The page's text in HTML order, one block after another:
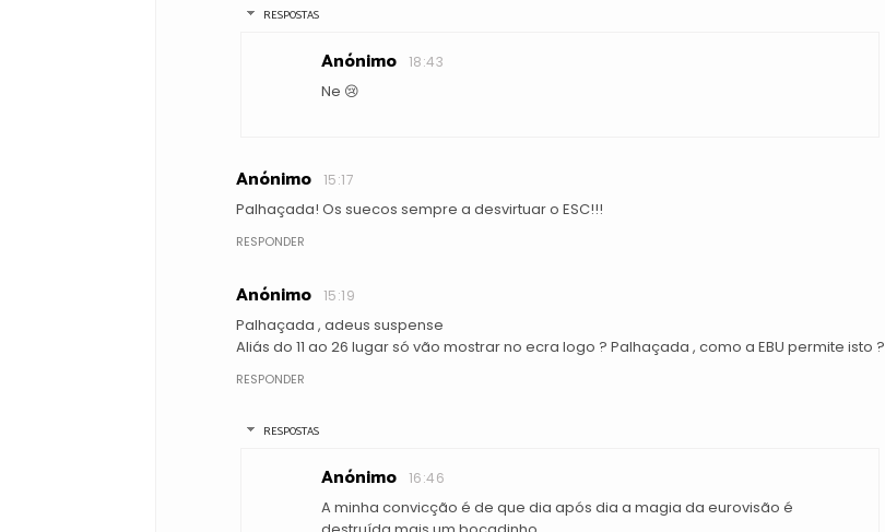
RESPOSTAS
Anónimo 18:43
Ne 😢
Anónimo 15:17
Palhaçada! Os suecos sempre a desvirtuar o ESC!!!
RESPONDER
Anónimo 15:19
Palhaçada , adeus suspense
Aliás do 11 ao 26 lugar só vão mostrar no ecra logo ? Palhaçada , como a EBU permite isto ?
RESPONDER
RESPOSTAS
Anónimo 16:46
A minha convicção é de que dia após dia a magia da eurovisão é